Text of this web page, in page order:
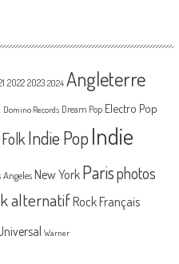
2022 2023 2024 Angleterre
Domino Records Dream Pop Electro Pop
Indie PopIndie
Angeles New York Parisphotos
alternatif Rock Français
Warner